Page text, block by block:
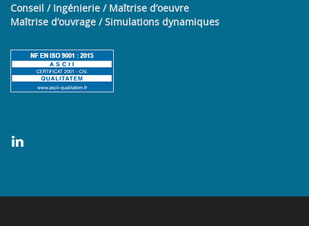
Conseil / Ingénierie / Maîtrise d’oeuvre
Maîtrise d’ouvrage / Simulations dynamiques